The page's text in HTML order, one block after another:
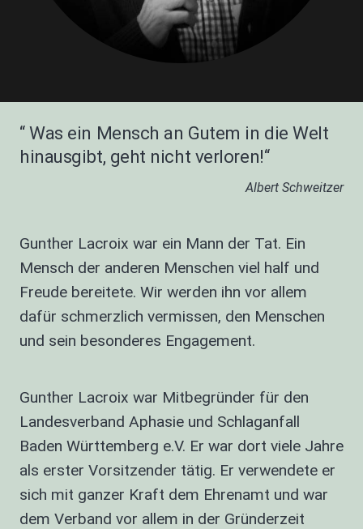
“ Was ein Mensch an Gutem in die Welt
hinausgibt, geht nicht verloren!“
Albert Schweitzer
Gunther Lacroix war ein Mann der Tat. Ein
Mensch der anderen Menschen viel half und
Freude bereitete. Wir werden ihn vor allem
dafür schmerzlich vermissen, den Menschen
und sein besonderes Engagement.
Gunther Lacroix war Mitbegründer für den
Landesverband Aphasie und Schlaganfall
Baden Württemberg e.V. Er war dort viele Jahre
als erster Vorsitzender tätig. Er verwendete er
sich mit ganzer Kraft dem Ehrenamt und war
dem Verband vor allem in der Gründerzeit